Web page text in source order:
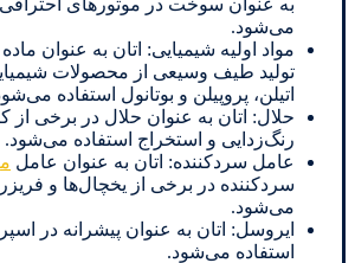
می‌شود.
مواد اولیه شیمیایی: اتان به عنوان ماده
تولید طیف وسیعی از محصولات
اتیلن، پروپیلن و بوتانول استفاده
حلال: اتان به عنوان حلال در برخی از
رنگ‌زدایی و استخراج استفاده می‌شود.
عامل سردکننده: اتان به عنوان عامل
سردکننده در برخی از یخچال‌ها و
می‌شود.
ایروسل: اتان به عنوان پیشرانه در
استفاده می‌شود.